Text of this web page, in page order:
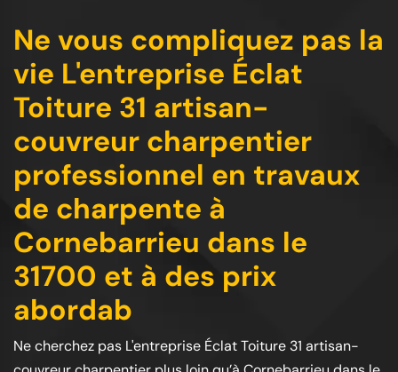
Ne vous compliquez pas la
vie L'entreprise Éclat
Toiture 31 artisan-
couvreur charpentier
professionnel en travaux
de charpente à
Cornebarrieu dans le
31700 et à des prix
abordab
Ne cherchez pas L'entreprise Éclat Toiture 31 artisan-